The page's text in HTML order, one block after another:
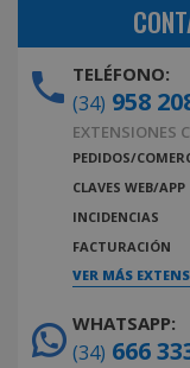
TELÉFONO:
(34) 958
EXTENSIONES
PEDIDOS/
CLAVES WEB/APP
INCIDENCIAS
FACTURACIÓN
VER MÁS
WHATSAPP:
(34) 666